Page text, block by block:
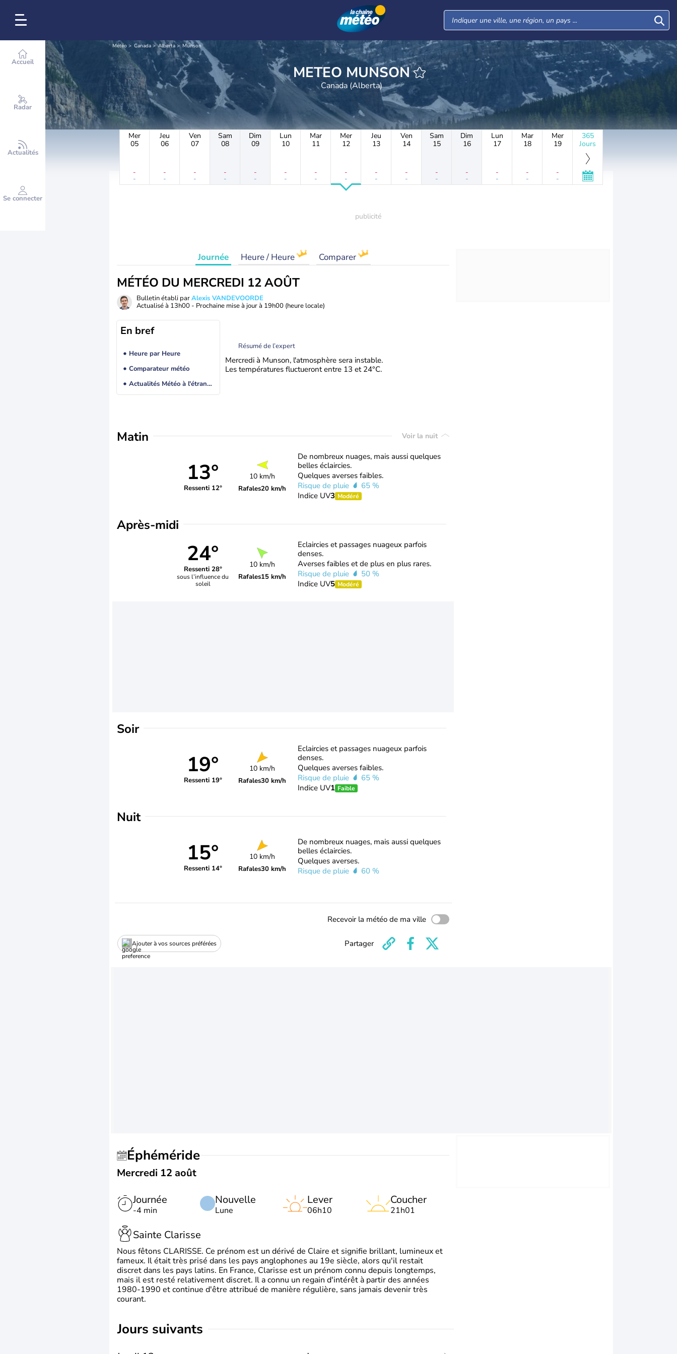
Accueil
Radar
Actualités
Se connecter
Météo Canada Alberta Munson
METEO MUNSON
Canada (Alberta)
Mer
05
-
-
Jeu
06
-
-
Ven
07
-
-
Sam
08
-
-
Dim
09
-
-
Lun
10
-
-
Mar
11
-
-
Mer
12
-
-
Jeu
13
-
-
Ven
14
-
-
Sam
15
-
-
Dim
16
-
-
Lun
17
-
-
Mar
18
-
-
Mer
19
-
-
365
Jours
Journée Heure / Heure Comparer
MÉTÉO DU MERCREDI 12 AOÛT
Bulletin établi parAlexis VANDEVOORDE
Actualisé à 13h00 - Prochaine mise à jour à 19h00 (heure locale)
En bref
Heure par Heure
Comparateur météo
Actualités Météo à l'étranger
Résumé de l’expert
Mercredi à Munson, l'atmosphère sera instable.
Les températures fluctueront entre 13 et 24°C.
Matin Voir la nuit
13°
Ressenti 12°
10 km/h
Rafales20 km/h
De nombreux nuages, mais aussi quelques
belles éclaircies.
Quelques averses faibles.
Risque de pluie
65 %
Indice UV3 Modéré
Après-midi
24°
Ressenti 28°
sous l’influence du
soleil
10 km/h
Rafales15 km/h
Eclaircies et passages nuageux parfois
denses.
Averses faibles et de plus en plus rares.
Risque de pluie
50 %
Indice UV5 Modéré
Soir
19°
Ressenti 19°
10 km/h
Rafales30 km/h
Eclaircies et passages nuageux parfois
denses.
Quelques averses faibles.
Risque de pluie
65 %
Indice UV1 Faible
Nuit
15°
Ressenti 14°
10 km/h
Rafales30 km/h
De nombreux nuages, mais aussi quelques
belles éclaircies.
Quelques averses.
Risque de pluie
60 %
Recevoir la météo de ma ville
Ajouter à vos sources préférées Partager
Éphéméride
Mercredi 12 août
Journée
-4 min
Nouvelle
Lune
Lever
06h10
Coucher
21h01
Sainte Clarisse
Nous fêtons CLARISSE. Ce prénom est un dérivé de Claire et signifie brillant, lumineux et
fameux. Il était très prisé dans les pays anglophones au 19e siècle, alors qu'il restait
discret dans les pays latins. En France, Clarisse est un prénom connu depuis longtemps,
mais il est resté relativement discret. Il a connu un regain d'intérêt à partir des années
1980-1990 et continue d'être attribué de manière régulière, sans jamais devenir très
courant.
jours suivants